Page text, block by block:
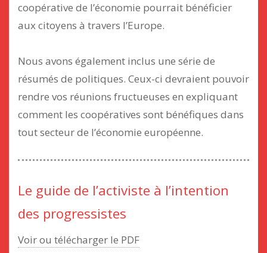
coopérative de l’économie pourrait bénéficier
aux citoyens à travers l’Europe.
Nous avons également inclus une série de
résumés de politiques. Ceux-ci devraient pouvoir
rendre vos réunions fructueuses en expliquant
comment les coopératives sont bénéfiques dans
tout secteur de l’économie européenne.
Le guide de l’activiste à l’intention
des progressistes
Voir ou télécharger le PDF